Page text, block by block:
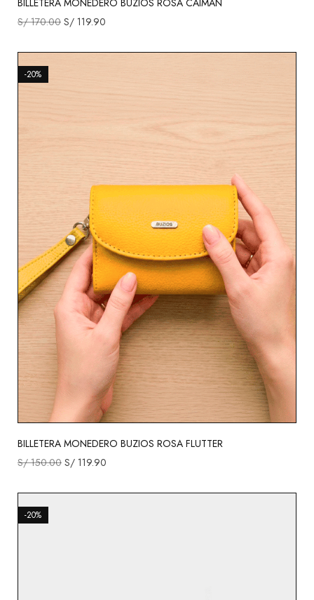
S/170.00 S/ 119.90
-20%
BILLETERA MONEDERO BUZIOS ROSA FLUTTER
S/150.00 S/ 119.90
-20%